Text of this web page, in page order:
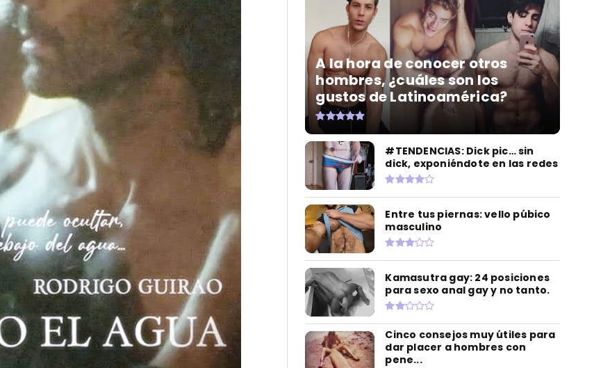
A la hora de conocer otros
hombres, ¿cuáles son los
gustos de Latinoamérica?
#TENDENCIAS: Dick pic… sin
dick, exponiéndote en las redes
Entre tus piernas: vello púbico
masculino
Kamasutra gay: 24 posiciones
para sexo anal gay y no tanto.
Cinco consejos muy útiles para
dar placer a hombres con
pene...